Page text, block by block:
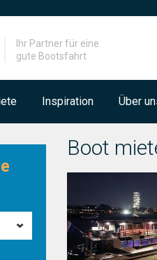
Ihr Partner für eine
gute Bootsfahrt
Inspiration Über
Boot